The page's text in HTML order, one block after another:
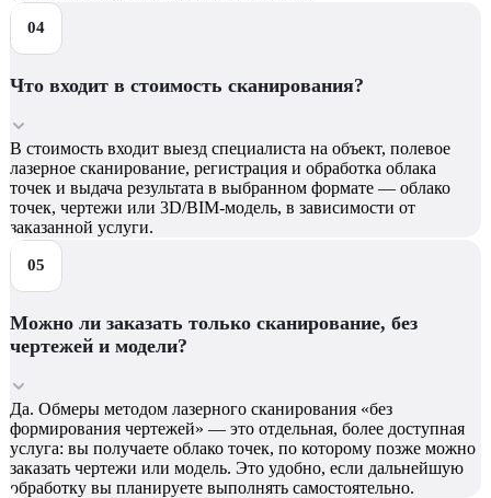
Что входит в стоимость сканирования?
В стоимость входит выезд специалиста на объект, полевое
лазерное сканирование, регистрация и обработка облака
точек и выдача результата в выбранном формате — облако
точек, чертежи или 3D/BIM-модель, в зависимости от
заказанной услуги.
Можно ли заказать только сканирование, без
чертежей и модели?
Да. Обмеры методом лазерного сканирования «без
формирования чертежей» — это отдельная, более доступная
услуга: вы получаете облако точек, по которому позже можно
заказать чертежи или модель. Это удобно, если дальнейшую
обработку вы планируете выполнять самостоятельно.